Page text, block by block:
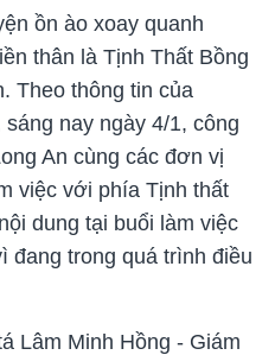
ồn ào xoay quanh
thân là Tịnh Thất Bồng
Theo thông tin của
sáng nay ngày 4/1, công
An cùng các đơn vị
việc với phía Tịnh thất
dung tại buổi làm việc
đang trong quá trình điều
Lâm Minh Hồng - Giám